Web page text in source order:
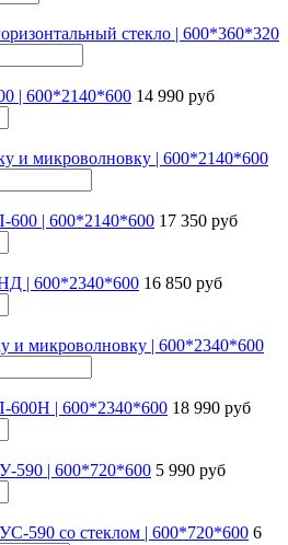
стекло | 600*360*320
| 600*2140*600 14 990 руб
и микроволновку | 600*2140*600
600 | 600*2140*600 17 350 руб
| 600*2340*600 16 850 руб
и микроволновку | 600*2340*600
600Н | 600*2340*600 18 990 руб
590 | 600*720*600 5 990 руб
590 со стеклом | 600*720*600 6